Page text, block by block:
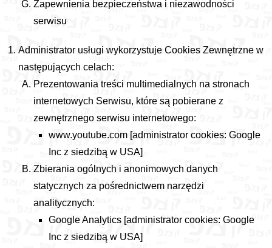
Zapewnienia bezpieczeństwa i niezawodności
serwisu
Administrator usługi wykorzystuje Cookies Zewnętrzne w
następujących celach:
Prezentowania treści multimedialnych na stronach
internetowych Serwisu, które są pobierane z
zewnętrznego serwisu internetowego:
www.youtube.com [administrator cookies: Google
Inc z siedzibą w USA]
Zbierania ogólnych i anonimowych danych
statycznych za pośrednictwem narzędzi
analitycznych:
Google Analytics [administrator cookies: Google
Inc z siedzibą w USA]